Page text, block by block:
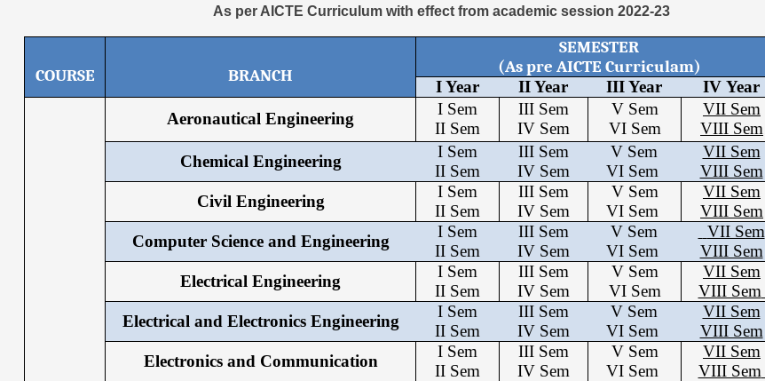
As per AICTE Curriculum with effect from academic session 2022-23
COURSE BRANCH
SEMESTER
(As pre AICTE Curriculam)
I Year II Year III Year IV Year
Aeronautical Engineering
I Sem
II Sem
III Sem
IV Sem
V Sem
VI Sem
VII Sem
VIII Sem
Chemical Engineering
I Sem
II Sem
III Sem
IV Sem
V Sem
VI Sem
VII Sem
VIII Sem
Civil Engineering
I Sem
II Sem
III Sem
IV Sem
V Sem
VI Sem
VII Sem
VIII Sem
Computer Science and Engineering
I Sem
II Sem
III Sem
IV Sem
V Sem
VI Sem
VII Sem
VIII Sem
Electrical Engineering
I Sem
II Sem
III Sem
IV Sem
V Sem
VI Sem
VII Sem
VIII Sem
Electrical and Electronics Engineering
I Sem
II Sem
III Sem
IV Sem
V Sem
VI Sem
VII Sem
VIII Sem
Electronics and Communication
I Sem
II Sem
III Sem
IV Sem
V Sem
VI Sem
VII Sem
VIII Sem